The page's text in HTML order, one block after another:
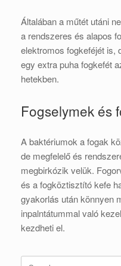
Általában a műtét utáni
a rendszeres és alapos
elektromos fogkeféjét is,
egy extra puha fogkefét
hetekben.
Fogselymek és
A baktériumok a fogak
de megfelelő és
megbirkózik velük.
és a fogköztisztító kefe
gyakorlás után könnyen
inpalntátummal való
kezdheti el.